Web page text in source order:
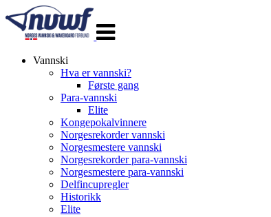
navigasjon
Vannski
Hva er vannski?
Første gang
Para-vannski
Elite
Kongepokalvinnere
Norgesrekorder vannski
Norgesmestere vannski
Norgesrekorder para-vannski
Norgesmestere para-vannski
Delfincupregler
Historikk
Elite